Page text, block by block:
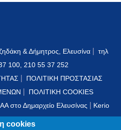
& Δήμητρος, Ελευσίνα
τηλ
100, 210 55 37 252
ΠΟΛΙΤΙΚΗ ΠΡΟΣΤΑΣΙΑΣ
ΠΟΛΙΤΙΚΗ COOKIES
στο Δημαρχείο Ελευσίνας
Kerio
Server
cookies